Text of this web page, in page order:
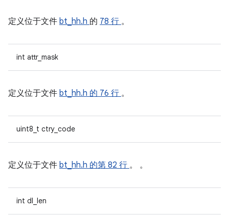
定义位于文件 bt_hh.h 的 78 行 。
int attr_mask
定义位于文件 bt_hh.h 的 76 行 。
uint8_t ctry_code
定义位于文件 bt_hh.h 的第 82 行 。 。
int dl_len